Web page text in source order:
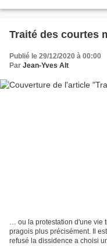
Traité des courtes
Publié le 29/12/2020 à 00:00
Par Jean-Yves Alt
… ou la protestation d'une vie
pragois plus précisément. Il
refusé la dissidence a choisi